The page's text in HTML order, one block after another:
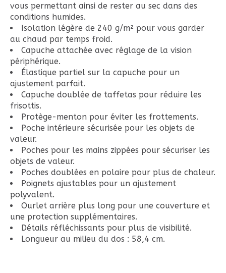
vous permettant ainsi de rester au sec dans des
conditions humides.
Isolation légère de 240 g/m² pour vous garder
au chaud par temps froid.
Capuche attachée avec réglage de la vision
périphérique.
Élastique partiel sur la capuche pour un
ajustement parfait.
Capuche doublée de taffetas pour réduire les
frisottis.
Protège-menton pour éviter les frottements.
Poche intérieure sécurisée pour les objets de
valeur.
Poches pour les mains zippées pour sécuriser les
objets de valeur.
Poches doublées en polaire pour plus de chaleur.
Poignets ajustables pour un ajustement
polyvalent.
Ourlet arrière plus long pour une couverture et
une protection supplémentaires.
Détails réfléchissants pour plus de visibilité.
Longueur au milieu du dos : 58,4 cm.